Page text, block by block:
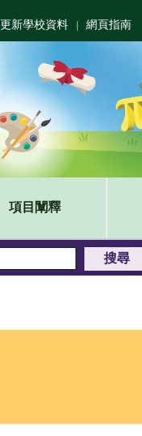
網頁指南
更新學校資料
項目闡釋